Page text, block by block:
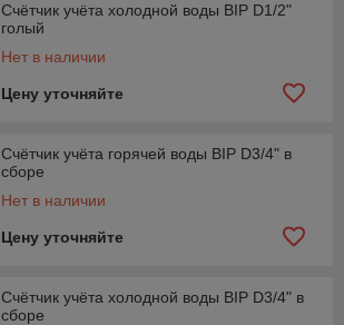
Счётчик учёта холодной воды BIP D1/2"
голый
Нет в наличии
Цену уточняйте
Счётчик учёта горячей воды BIP D3/4" в
сборе
Нет в наличии
Цену уточняйте
Счётчик учёта холодной воды BIP D3/4" в
сборе